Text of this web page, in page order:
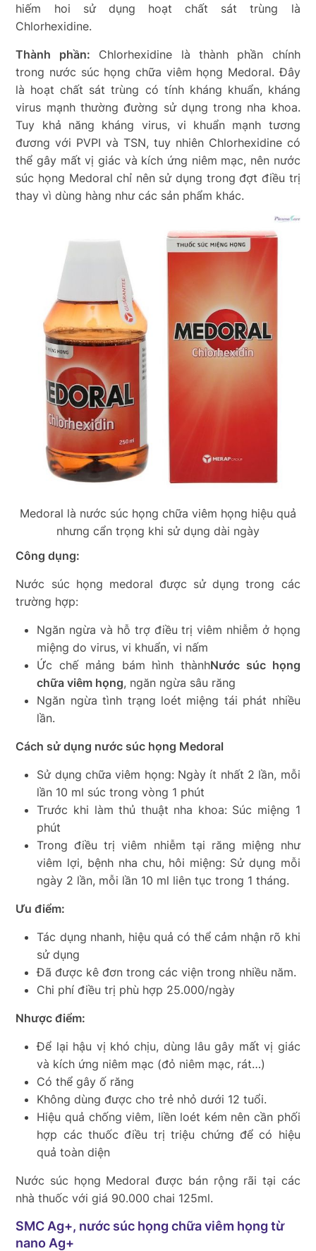
hiếm hoi sử dụng hoạt chất sát trùng là
Chlorhexidine.
Thành phần: Chlorhexidine là thành phần chính
trong nước súc họng chữa viêm họng Medoral. Đây
là hoạt chất sát trùng có tính kháng khuẩn, kháng
virus mạnh thường đường sử dụng trong nha khoa.
Tuy khả năng kháng virus, vi khuẩn mạnh tương
đương với PVPI và TSN, tuy nhiên Chlorhexidine có
thể gây mất vị giác và kích ứng niêm mạc, nên nước
súc họng Medoral chỉ nên sử dụng trong đợt điều trị
thay vì dùng hàng như các sản phẩm khác.
Medoral là nước súc họng chữa viêm họng hiệu quả
nhưng cẩn trọng khi sử dụng dài ngày
Công dụng:
Nước súc họng medoral được sử dụng trong các
trường hợp:
Ngăn ngừa và hỗ trợ điều trị viêm nhiễm ở họng
miệng do virus, vi khuẩn, vi nấm
Ức chế mảng bám hình thànhNước súc họng
chữa viêm họng, ngăn ngừa sâu răng
Ngăn ngừa tình trạng loét miệng tái phát nhiều
lần.
Cách sử dụng nước súc họng Medoral
Sử dụng chữa viêm họng: Ngày ít nhất 2 lần, mỗi
lần 10 ml súc trong vòng 1 phút
Trước khi làm thủ thuật nha khoa: Súc miệng 1
phút
Trong điều trị viêm nhiễm tại răng miệng như
viêm lợi, bệnh nha chu, hôi miệng: Sử dụng mỗi
ngày 2 lần, mỗi lần 10 ml liên tục trong 1 tháng.
Ưu điểm:
Tác dụng nhanh, hiệu quả có thể cảm nhận rõ khi
sử dụng
Đã được kê đơn trong các viện trong nhiều năm.
Chi phí điều trị phù hợp 25.000/ngày
Nhược điểm:
Để lại hậu vị khó chịu, dùng lâu gây mất vị giác
và kích ứng niêm mạc (đỏ niêm mạc, rát…)
Có thể gây ố răng
Không dùng được cho trẻ nhỏ dưới 12 tuổi.
Hiệu quả chống viêm, liền loét kém nên cần phối
hợp các thuốc điều trị triệu chứng để có hiệu
quả toàn diện
Nước súc họng Medoral được bán rộng rãi tại các
nhà thuốc với giá 90.000 chai 125ml.
SMC Ag+, nước súc họng chữa viêm họng từ
nano Ag+